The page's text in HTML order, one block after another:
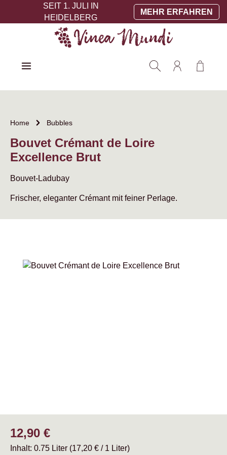
Zum Hauptinhalt springen
SEIT 1. JULI IN
HEIDELBERG
MEHR ERFAHREN
Home Bubbles
Bouvet Crémant de Loire
Excellence Brut
Bouvet-Ladubay
Frischer, eleganter Crémant mit feiner Perlage.
Bildergalerie überspringen
Regulärer Preis:
12,90 €
Inhalt: 0.75 Liter (17,20 € / 1 Liter)